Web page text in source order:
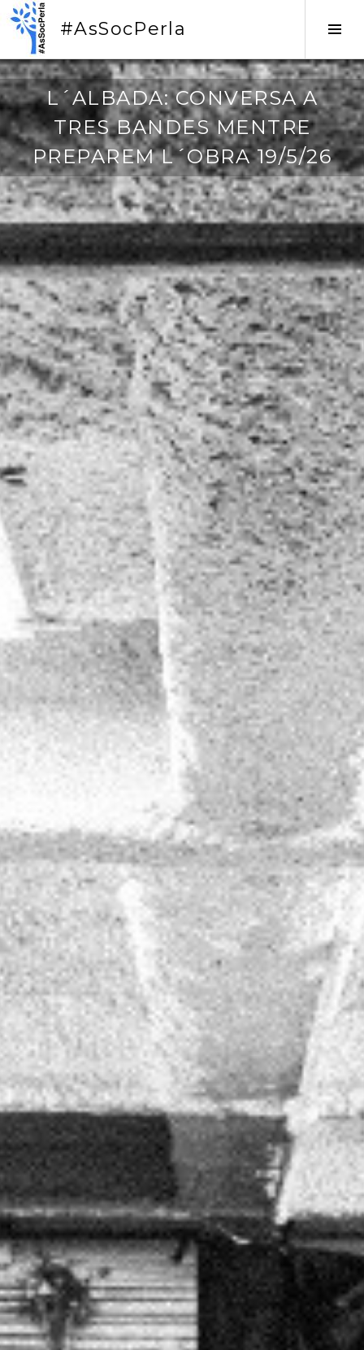
Vés
contingut
#AsSocPerla
1
9
/
0
/
2
0
2
6
L´ALBADA: CONVERSA A
TRES BANDES MENTRE
PREPAREM L´OBRA 19/5/26